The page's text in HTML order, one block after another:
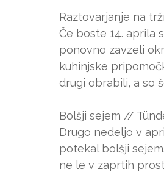
Raztovarjanje na
Če boste 14. aprila
ponovno zavzeli
kuhinjske
drugi obrabili, a so
Bolšji sejem //
Drugo nedeljo v
potekal bolšji
ne le v zaprtih